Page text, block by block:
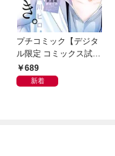
プチコミック【デジタ
ル限定 コミックス試し
読み特典付き】 2026
年9月号（2026年8月7
689
新着